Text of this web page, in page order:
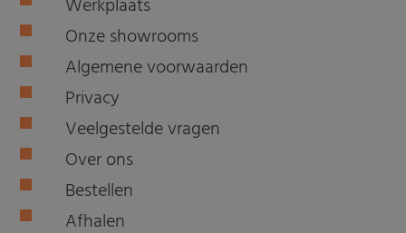
Werkplaats
Onze showrooms
Algemene voorwaarden
Privacy
Veelgestelde vragen
Over ons
Bestellen
Afhalen